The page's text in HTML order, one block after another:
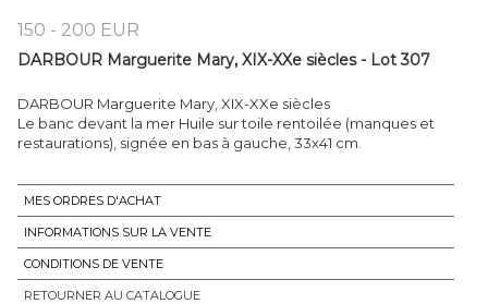
150 - 200 EUR
DARBOUR Marguerite Mary, XIX-XXe siècles - Lot 307
DARBOUR Marguerite Mary, XIX-XXe siècles
Le banc devant la mer Huile sur toile rentoilée (manques et
restaurations), signée en bas à gauche, 33x41 cm.
MES ORDRES D'ACHAT
INFORMATIONS SUR LA VENTE
CONDITIONS DE VENTE
RETOURNER AU CATALOGUE